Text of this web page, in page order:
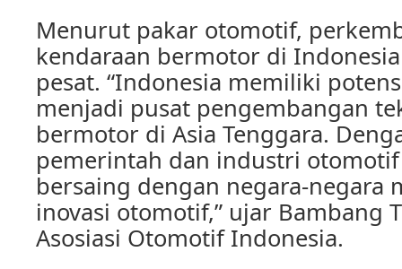
Menurut pakar otomotif,
kendaraan bermotor di
pesat. “Indonesia memiliki
menjadi pusat pengembangan
bermotor di Asia Tenggara.
pemerintah dan industri
bersaing dengan negara-negara
inovasi otomotif,” ujar Bambang
Asosiasi Otomotif Indonesia.